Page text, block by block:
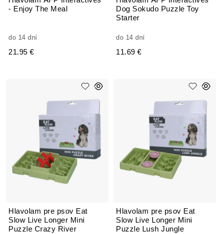
- Enjoy The Meal
do 14 dní
21.95 €
Dog Sokudo Puzzle Toy
Starter
do 14 dní
11.69 €
Hlavolam pre psov Eat
Slow Live Longer Mini
Puzzle Crazy River
Hlavolam pre psov Eat
Slow Live Longer Mini
Puzzle Lush Jungle